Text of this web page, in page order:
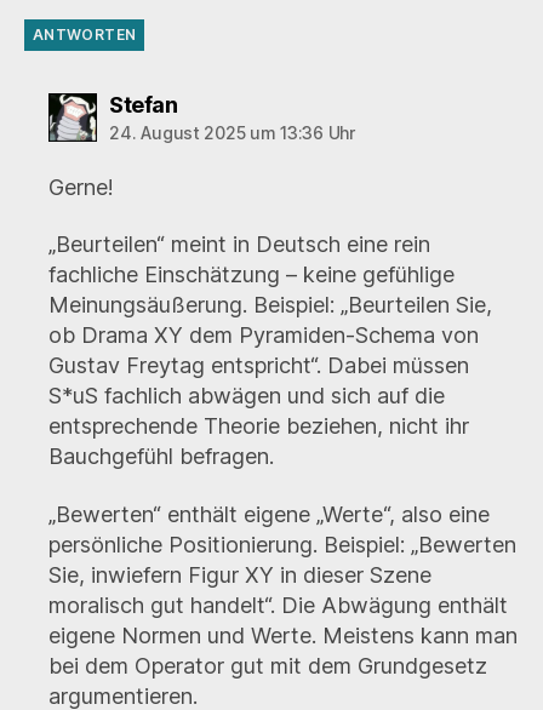
ANTWORTEN
Stefansagt:
24. August 2025 um 13:36 Uhr
Gerne!
„Beurteilen“ meint in Deutsch eine rein
fachliche Einschätzung – keine gefühlige
Meinungsäußerung. Beispiel: „Beurteilen Sie,
ob Drama XY dem Pyramiden-Schema von
Gustav Freytag entspricht“. Dabei müssen
S*uS fachlich abwägen und sich auf die
entsprechende Theorie beziehen, nicht ihr
Bauchgefühl befragen.
„Bewerten“ enthält eigene „Werte“, also eine
persönliche Positionierung. Beispiel: „Bewerten
Sie, inwiefern Figur XY in dieser Szene
moralisch gut handelt“. Die Abwägung enthält
eigene Normen und Werte. Meistens kann man
bei dem Operator gut mit dem Grundgesetz
argumentieren.